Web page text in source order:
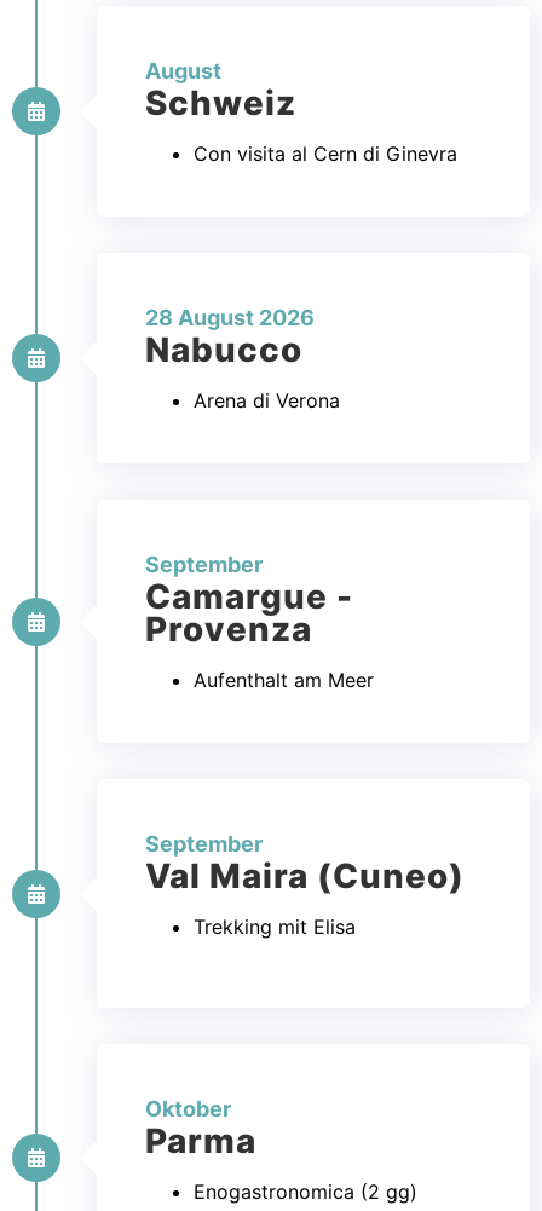
August
Schweiz
Con visita al Cern di Ginevra
28 August 2026
Nabucco
Arena di Verona
September
Camargue -
Provenza
Aufenthalt am Meer
September
Val Maira (Cuneo)
Trekking mit Elisa
Oktober
Parma
Enogastronomica (2 gg)